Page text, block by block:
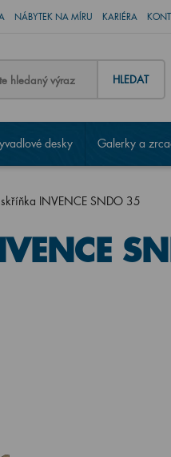
NÁBYTEK NA MÍRU KARIÉRA
HLEDAT
desky Galerky a
INVENCE SNDO 35